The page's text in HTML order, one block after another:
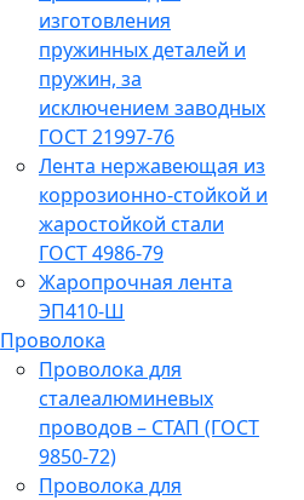
изготовления
пружинных деталей и
пружин, за
исключением заводных
ГОСТ 21997-76
Лента нержавеющая из
коррозионно-стойкой и
жаростойкой стали
ГОСТ 4986-79
Жаропрочная лента
ЭП410-Ш
Проволока
Проволока для
сталеалюминевых
проводов – СТАП (ГОСТ
9850-72)
Проволока для